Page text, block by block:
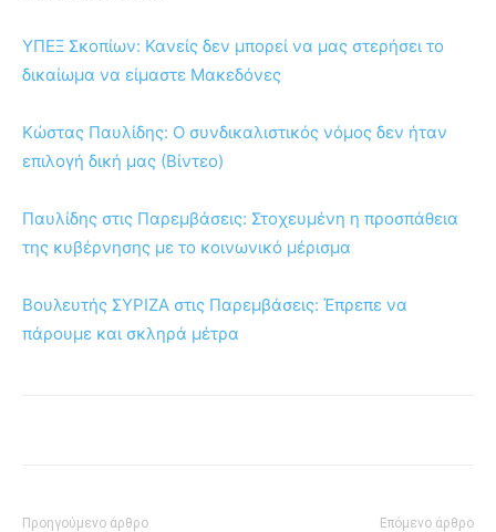
ΥΠΕΞ Σκοπίων: Κανείς δεν μπορεί να μας στερήσει το
δικαίωμα να είμαστε Μακεδόνες
Κώστας Παυλίδης: Ο συνδικαλιστικός νόμος δεν ήταν
επιλογή δική μας (Βίντεο)
Παυλίδης στις Παρεμβάσεις: Στοχευμένη η προσπάθεια
της κυβέρνησης με το κοινωνικό μέρισμα
Βουλευτής ΣΥΡΙΖΑ στις Παρεμβάσεις: Έπρεπε να
πάρουμε και σκληρά μέτρα
Προηγούμενο άρθρο Επόμενο άρθρο